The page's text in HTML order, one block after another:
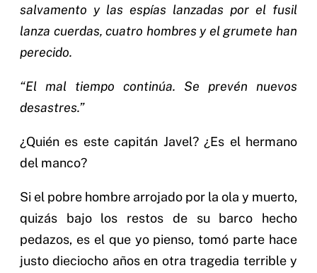
salvamento y las espías lanzadas por el fusil
lanza cuerdas, cuatro hombres y el grumete han
perecido.
“El mal tiempo continúa. Se prevén nuevos
desastres.”
¿Quién es este capitán Javel? ¿Es el hermano
del manco?
Si el pobre hombre arrojado por la ola y muerto,
quizás bajo los restos de su barco hecho
pedazos, es el que yo pienso, tomó parte hace
justo dieciocho años en otra tragedia terrible y